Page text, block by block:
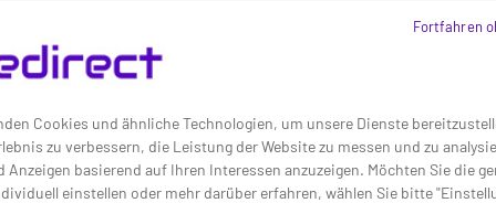
Cookies und ähnliche Technologien, um unsere Dienste
zu verbessern, die Leistung der Website zu messen und zu
Anzeigen basierend auf Ihren Interessen anzuzeigen. Möchten Sie die
einstellen oder mehr darüber erfahren, wählen Sie bitte
Fortfahren